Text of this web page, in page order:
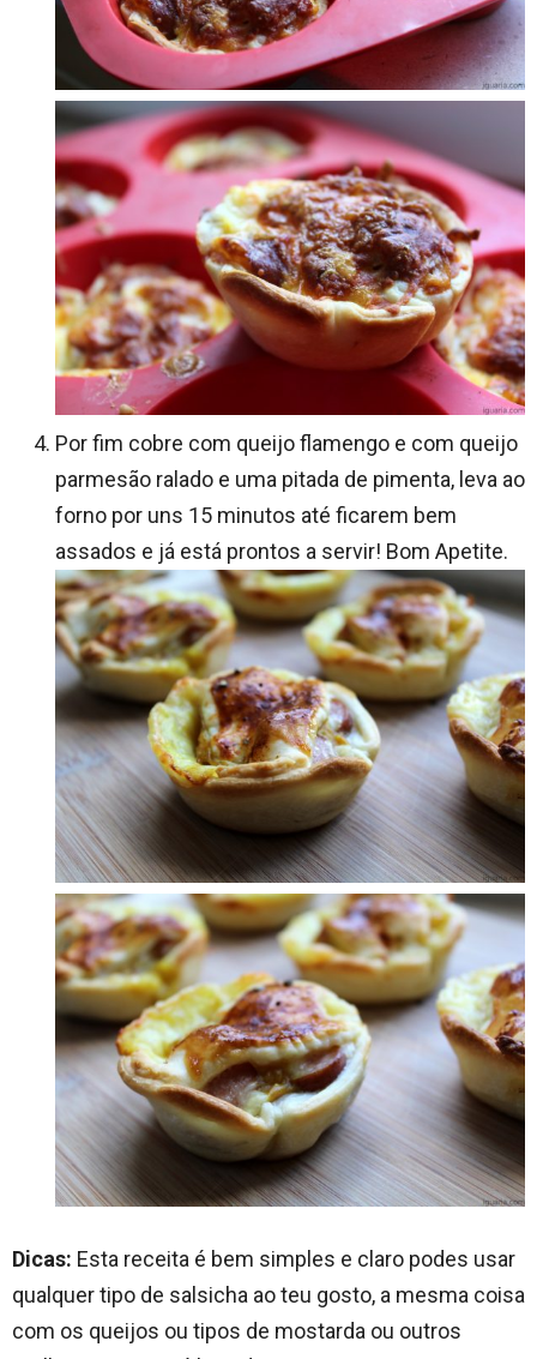
Por fim cobre com queijo flamengo e com queijo
parmesão ralado e uma pitada de pimenta, leva ao
forno por uns 15 minutos até ficarem bem
assados e já está prontos a servir! Bom Apetite.
Dicas: Esta receita é bem simples e claro podes usar
qualquer tipo de salsicha ao teu gosto, a mesma coisa
com os queijos ou tipos de mostarda ou outros